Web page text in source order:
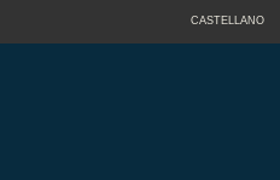
CASTELLANO